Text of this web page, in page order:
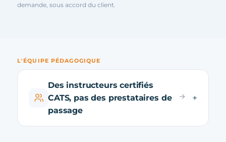
demande, sous accord du client.
L'ÉQUIPE PÉDAGOGIQUE
Des instructeurs certifiés
CATS, pas des prestataires de
passage